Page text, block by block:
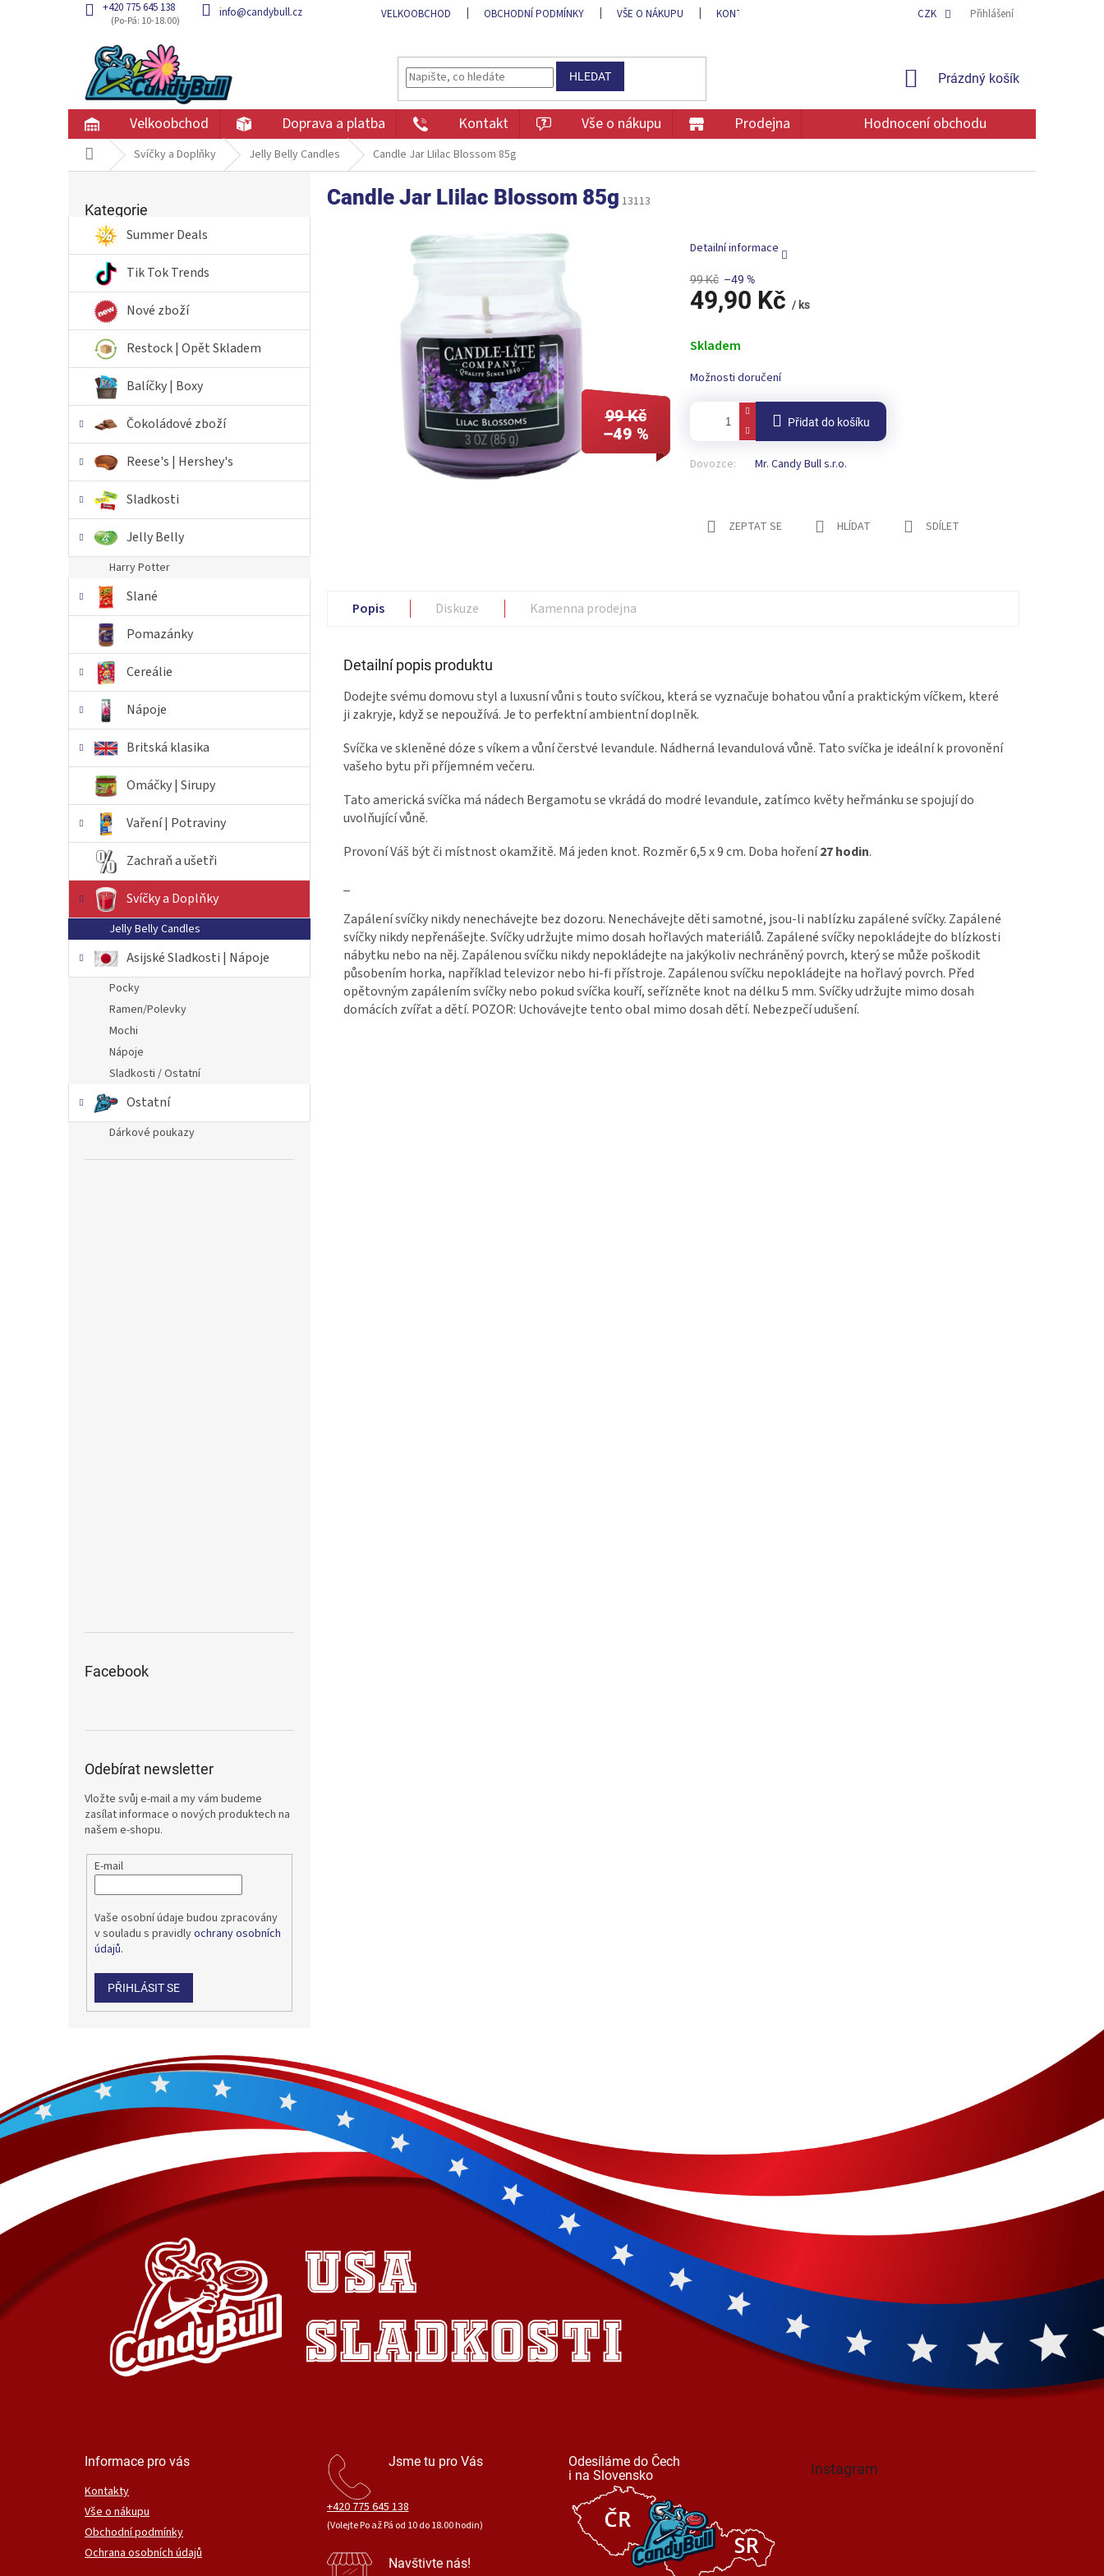
+420 775 645 138 info@candybull.cz VELKOOBCHOD OBCHODNÍ PODMÍNKY VŠE O NÁKUPU KONTAKT OCHRANA OSOBNÍCH ÚDAJŮCZK Přihlášení
HLEDAT
NÁKUPNÍ
Prázdný košík
Velkoobchod Doprava a platba Kontakt Vše o nákupu Prodejna Hodnocení obchodu
Domů Svíčky a Doplňky Jelly Belly Candles Candle Jar LIilac Blossom 85g
r
n
í
kategorie
Kategorie
Summer Deals
Tik Tok Trends
Nové zboží
Restock | Opět Skladem
Balíčky | Boxy
Čokoládové zboží
Reese's | Hershey's
Sladkosti
Jelly Belly
Harry Potter
Slané
Pomazánky
Cereálie
Nápoje
Britská klasika
Omáčky | Sirupy
Vaření | Potraviny
Zachraň a ušetři
Svíčky a Doplňky
Jelly Belly Candles
Asijské Sladkosti | Nápoje
Pocky
Ramen/Polevky
Mochi
Nápoje
Sladkosti / Ostatní
Ostatní
Dárkové poukazy
Facebook
Odebírat newsletter
Vložte svůj e-mail a my vám budeme
zasílat informace o nových produktech na
našem e-shopu.
E-mail
Vaše osobní údaje budou zpracovány
v souladu s pravidlyochrany osobních
údajů.
PŘIHLÁSIT SE
Candle Jar LIilac Blossom 85g 13113
99 Kč
–49 %
99 Kč –49 %
49,90 Kč / ks
cena:
Skladem
Možnosti doručení
Přidat do košíku
Dovozce: Mr. Candy Bull s.r.o.
Detailní informace
ZEPTAT SE HLÍDAT SDÍLET
Popis Diskuze Kamenna prodejna
Detailní popis produktu
Dodejte svému domovu styl a luxusní vůni s touto svíčkou, která se vyznačuje bohatou vůní a praktickým víčkem, které
ji zakryje, když se nepoužívá. Je to perfektní ambientní doplněk.
Svíčka ve skleněné dóze s víkem a vůní čerstvé levandule. Nádherná levandulová vůně. Tato svíčka je ideální k provonění
vašeho bytu při příjemném večeru.
Tato americká svíčka má nádech Bergamotu se vkrádá do modré levandule, zatímco květy heřmánku se spojují do
uvolňující vůně.
Provoní Váš být či místnost okamžitě. Má jeden knot. Rozměr 6,5 x 9 cm. Doba hoření27 hodin.
Zapálení svíčky nikdy nenechávejte bez dozoru. Nenechávejte děti samotné, jsou-li nablízku zapálené svíčky. Zapálené
svíčky nikdy nepřenášejte. Svíčky udržujte mimo dosah hořlavých materiálů. Zapálené svíčky nepokládejte do blízkosti
nábytku nebo na něj. Zapálenou svíčku nikdy nepokládejte na jakýkoliv nechráněný povrch, který se může poškodit
působením horka, například televizor nebo hi-fi přístroje. Zapálenou svíčku nepokládejte na hořlavý povrch. Před
opětovným zapálením svíčky nebo pokud svíčka kouří, seřízněte knot na délku 5 mm. Svíčky udržujte mimo dosah
domácích zvířat a dětí. POZOR: Uchovávejte tento obal mimo dosah dětí. Nebezpečí udušení.
t
í
Informace pro vás
Kontakty
Vše o nákupu
Obchodní podmínky
Ochrana osobních údajů
Jsme tu pro Vás
+420 775 645 138
(Volejte Po až Pá od 10 do 18.00 hodin)
Navštivte nás!
Odesíláme do Čech
i na Slovensko
Instagram